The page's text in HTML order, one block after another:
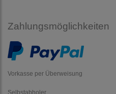
Zahlungsmöglichkeiten
Vorkasse per Überweisung
Selbstabholer